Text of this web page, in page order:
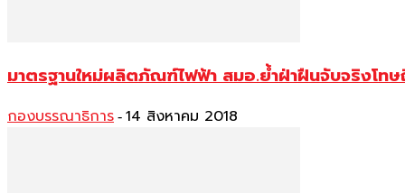
มาตรฐานใหม่ผลิตภัณฑ์ไฟฟ้า สมอ.ย้ำฝ่าฝืนจับจริงโท
กองบรรณาธิการ - 14 สิงหาคม 2018